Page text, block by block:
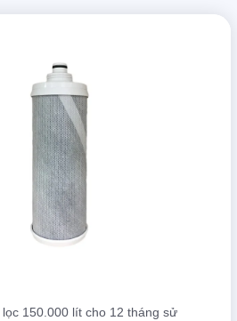
150.000 lít cho 12 tháng sử